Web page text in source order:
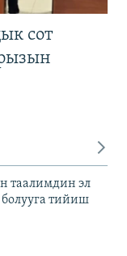
сот
таалимдин эл
тийиш